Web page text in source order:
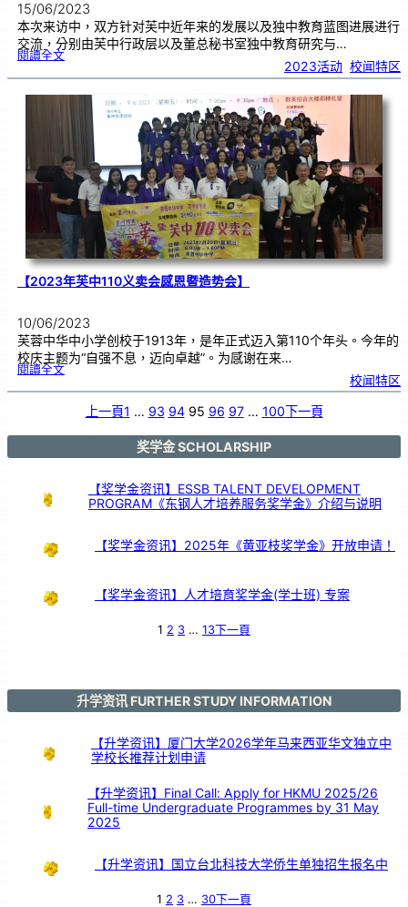
15/06/2023
本次来访中，双方针对芙中近年来的发展以及独中教育蓝图进展进行
交流，分别由芙中行政层以及董总秘书室独中教育研究与…
閱讀全文:【
西
华
校
董
总
）
来
访芙
】
2023活动 校闻特区
【2023年芙中110义卖会感恩暨造势会】
10/06/2023
芙蓉中华中小学创校于1913年，是年正式迈入第110个年头。今年的
校庆主题为“自强不息，迈向卓越”。为感谢在来…
閱讀全文:【
2
0
会
校闻特区
上一頁1 … 93 94 95 96 97 … 100下一頁
奖学金 SCHOLARSHIP
【奖学金资讯】ESSB TALENT DEVELOPMENT
PROGRAM《东钢人才培养服务奖学金》介绍与说明
【奖学金资讯】2025年《黄亚枝奖学金》开放申请！
【奖学金资讯】人才培育奖学金(学士班) 专案
1 2 3 … 13下一頁
升学资讯 FURTHER STUDY INFORMATION
【升学资讯】厦门大学2026学年马来西亚华文独立中
学校长推荐计划申请
【升学资讯】Final Call: Apply for HKMU 2025/26
Full-time Undergraduate Programmes by 31 May
2025
【升学资讯】国立台北科技大学侨生单独招生报名中
1 2 3 … 30下一頁